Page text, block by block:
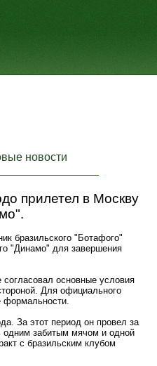
новости
прилетел в Москву
бразильского "Ботафого"
"Динамо" для завершения
согласовал основные условия
Для официального
формальности.
За этот период он провел за
одним забитым мячом и одной
с бразильским клубом